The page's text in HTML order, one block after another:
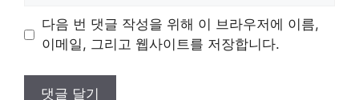
트
다음 번 댓글 작성을 위해 이 브라우저에 이름,
이메일, 그리고 웹사이트를 저장합니다.